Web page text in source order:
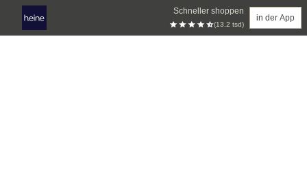
Schneller shoppen
(13.2 tsd)
in der App